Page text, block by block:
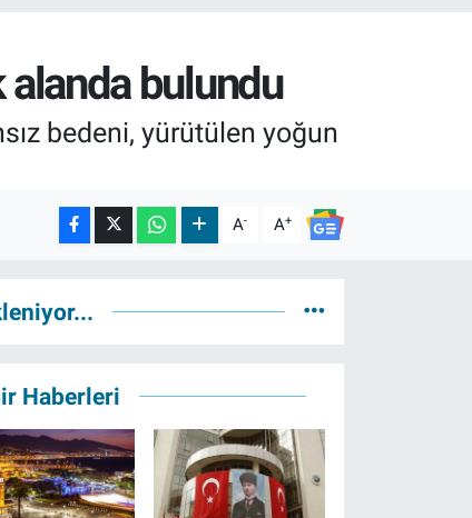
alanda bulundu
bedeni, yürütülen yoğun
A- A+
Haberleri